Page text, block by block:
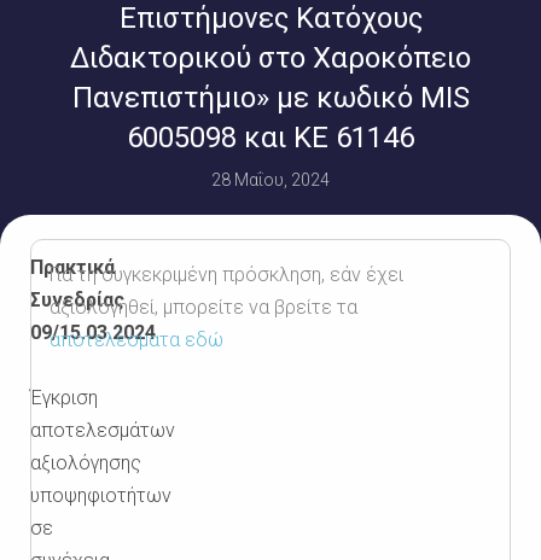
Επιστήμονες Κατόχους
Διδακτορικού στο Χαροκόπειο
Πανεπιστήμιο» με κωδικό MIS
6005098 και ΚΕ 61146
28 Μαΐου, 2024
Πρακτικά
Συνεδρίας
09/15.03.2024
Έγκριση
αποτελεσμάτων
αξιολόγησης
υποψηφιοτήτων
σε
Για τη συγκεκριμένη πρόσκληση, εάν έχει
αξιολογηθεί, μπορείτε να βρείτε τα
αποτελέσματα εδώ